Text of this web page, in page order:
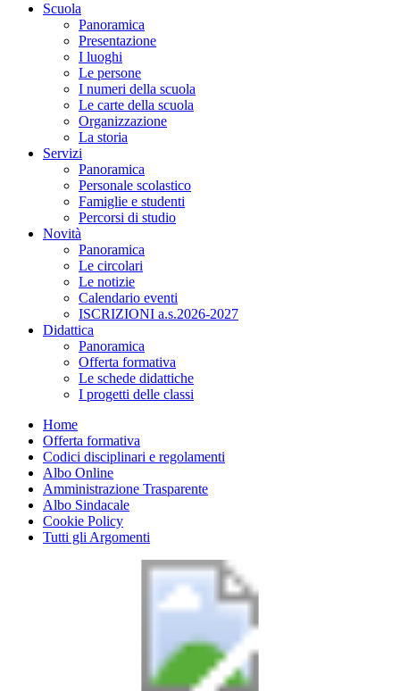
Scuola
Panoramica
Presentazione
I luoghi
Le persone
I numeri della scuola
Le carte della scuola
Organizzazione
La storia
Servizi
Panoramica
Personale scolastico
Famiglie e studenti
Percorsi di studio
Novità
Panoramica
Le circolari
Le notizie
Calendario eventi
ISCRIZIONI a.s.2026-2027
Didattica
Panoramica
Offerta formativa
Le schede didattiche
I progetti delle classi
Home
Offerta formativa
Codici disciplinari e regolamenti
Albo Online
Amministrazione Trasparente
Albo Sindacale
Cookie Policy
Tutti gli Argomenti